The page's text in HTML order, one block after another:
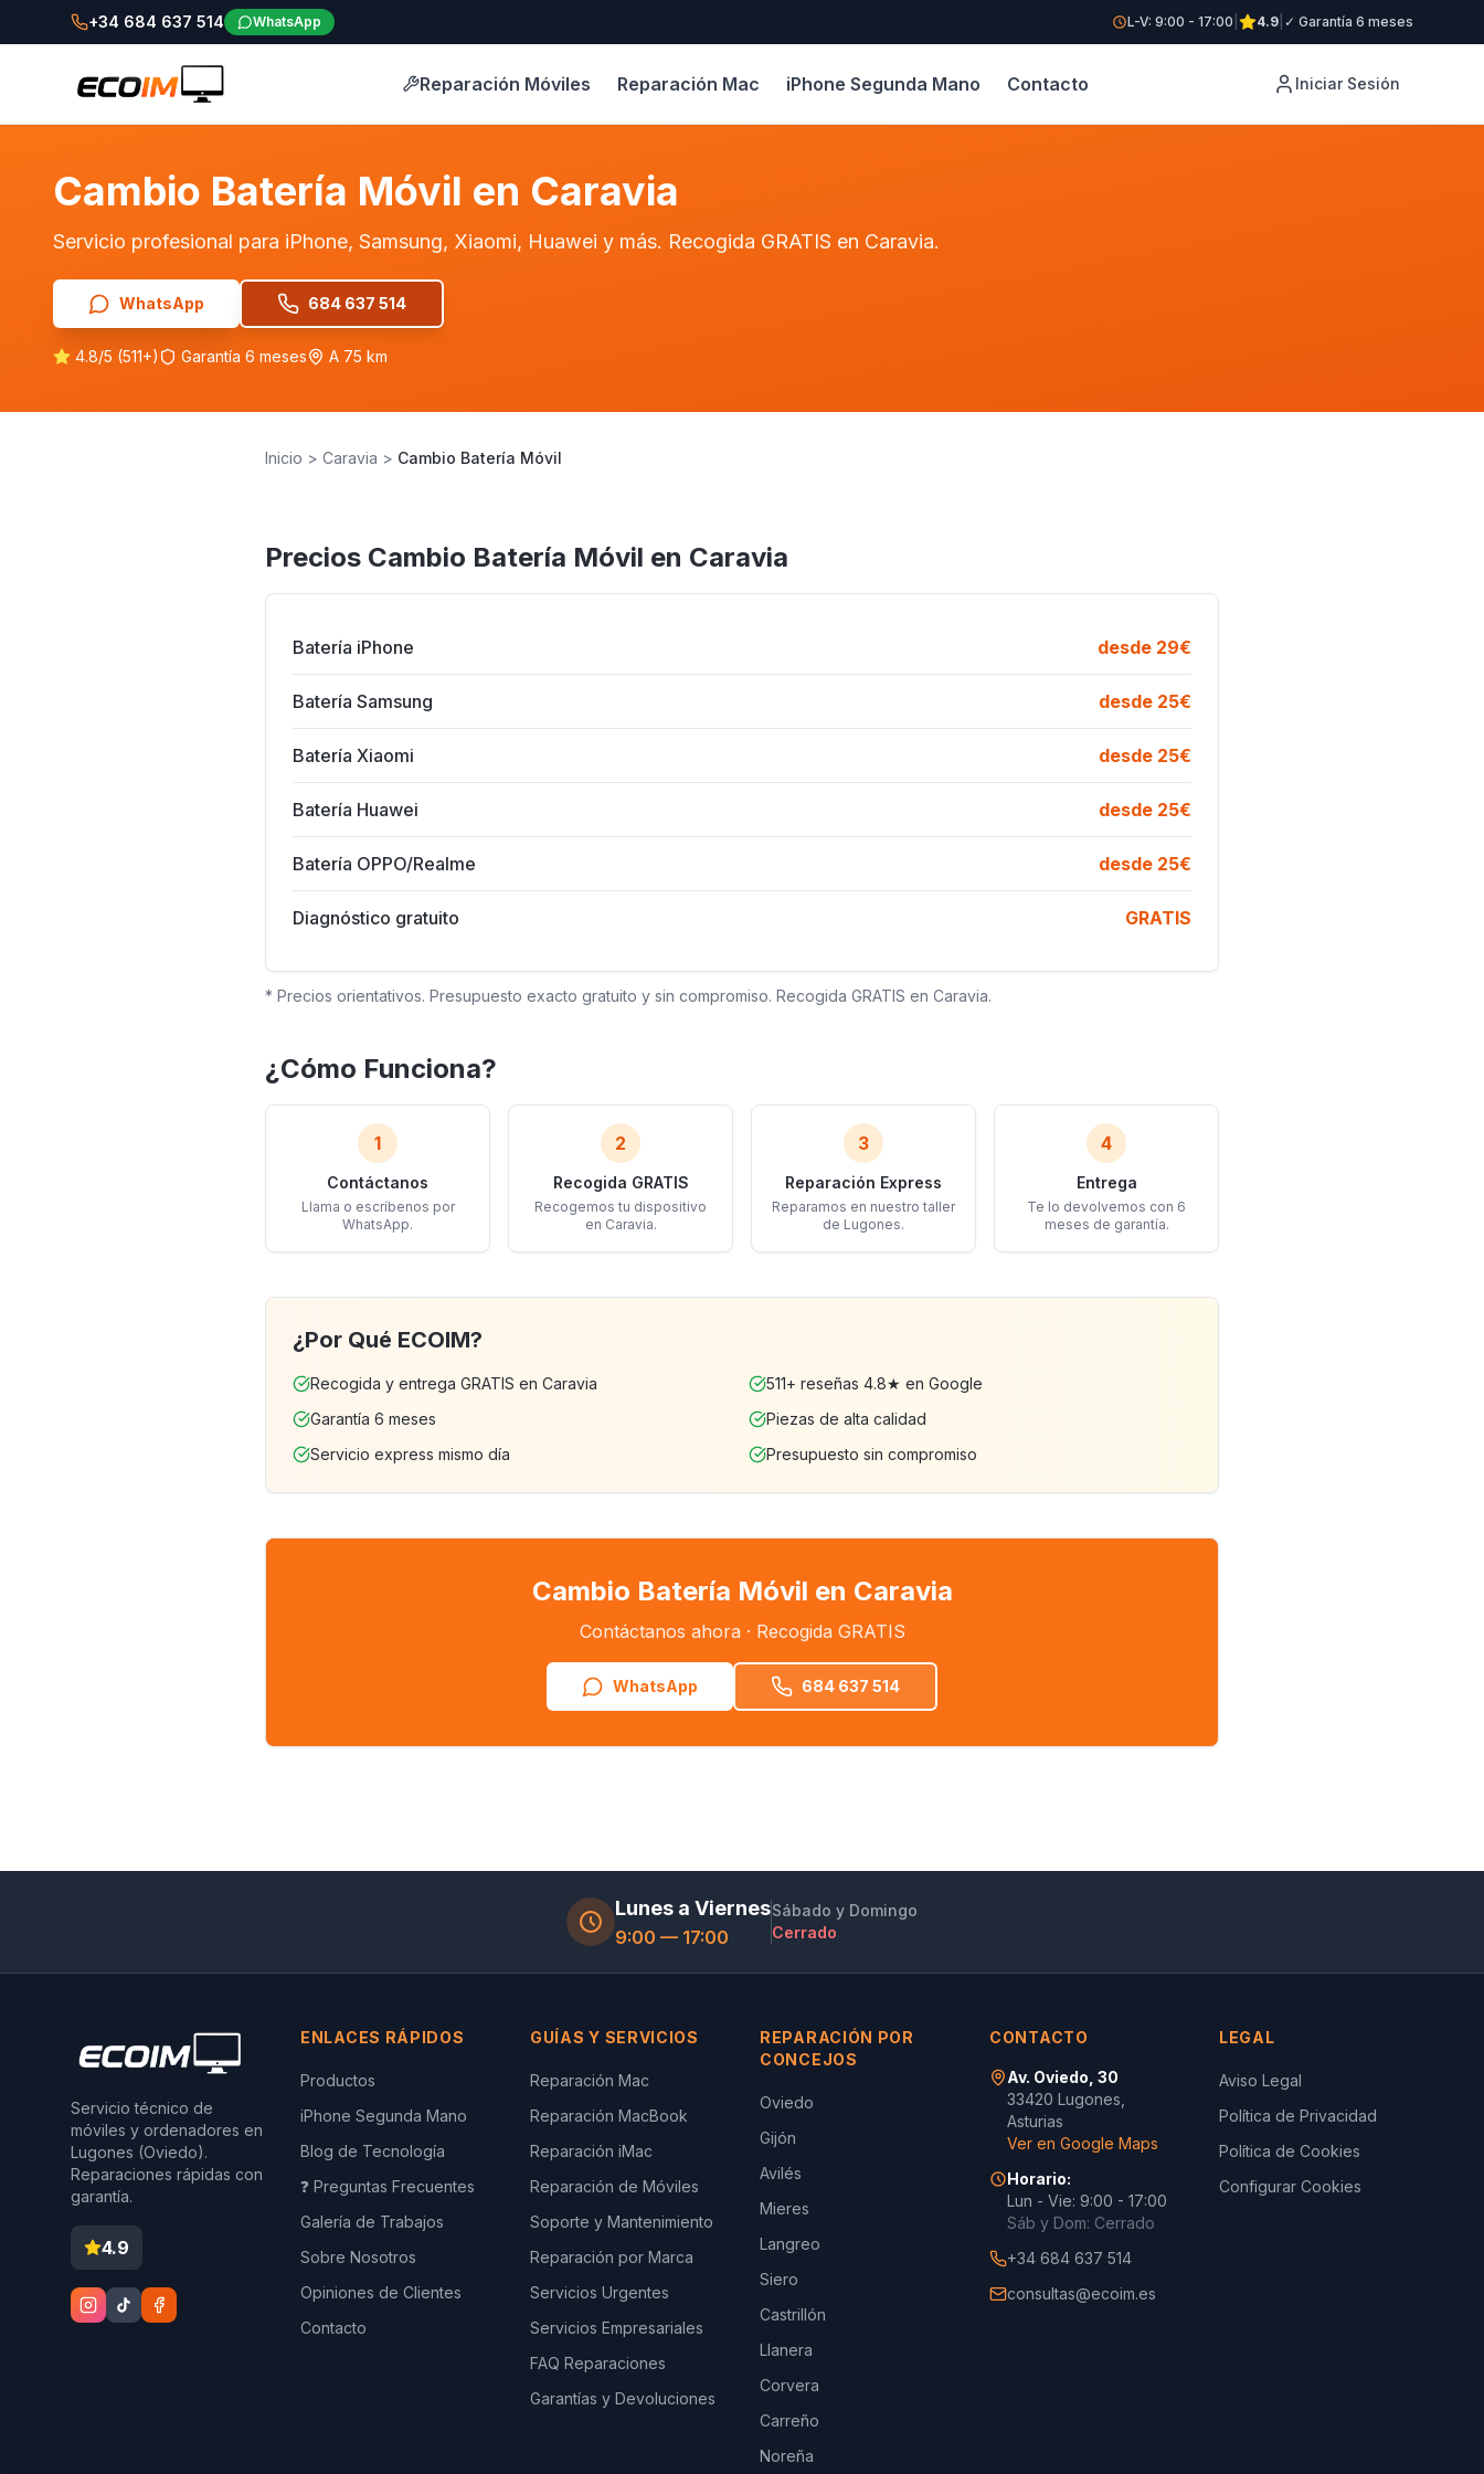
+34 684 637 514 WhatsApp L-V: 9:00 - 17:00 4.9 ✓ Garantía 6 meses
Reparación Móviles Reparación Mac iPhone Segunda Mano Contacto Iniciar Sesión
Cambio Batería Móvil en Caravia
Servicio profesional para iPhone, Samsung, Xiaomi, Huawei y más. Recogida GRATIS en Caravia.
WhatsApp 684 637 514
4.8/5 (511+) Garantía 6 meses A 75 km
Inicio > Caravia > Cambio Batería Móvil
IPHONE 17 PRO
Reparamos iPhone
Piezas de calidad · Garantía 6 meses
Precios Cambio Batería Móvil en Caravia
Batería iPhone desde 29€
Batería Samsung desde 25€
Batería Xiaomi desde 25€
Batería Huawei desde 25€
Batería OPPO/Realme desde 25€
Diagnóstico gratuito GRATIS
* Precios orientativos. Presupuesto exacto gratuito y sin compromiso. Recogida GRATIS en Caravia.
¿Cómo Funciona?
1
Contáctanos
Llama o escríbenos por
WhatsApp.
2
Recogida GRATIS
Recogemos tu dispositivo
en Caravia.
3
Reparación Express
Reparamos en nuestro taller
de Lugones.
4
Entrega
Te lo devolvemos con 6
meses de garantía.
¿Por Qué ECOIM?
Recogida y entrega GRATIS en Caravia
511+ reseñas 4.8★ en Google
Garantía 6 meses
Piezas de alta calidad
Servicio express mismo día
Presupuesto sin compromiso
Cambio Batería Móvil en Caravia
Contáctanos ahora · Recogida GRATIS
WhatsApp 684 637 514
Lunes a Viernes
9:00 — 17:00
Sábado y Domingo
Cerrado
Servicio técnico de
móviles y ordenadores en
Lugones (Oviedo).
Reparaciones rápidas con
garantía.
4.9
ENLACES RÁPIDOS
Productos
iPhone Segunda Mano
Blog de Tecnología
❓ Preguntas Frecuentes
Galería de Trabajos
Sobre Nosotros
Opiniones de Clientes
Contacto
GUÍAS Y SERVICIOS
Reparación Mac
Reparación MacBook
Reparación iMac
Reparación de Móviles
Soporte y Mantenimiento
Reparación por Marca
Servicios Urgentes
Servicios Empresariales
FAQ Reparaciones
Garantías y Devoluciones
REPARACIÓN POR
CONCEJOS
Oviedo
Gijón
Avilés
Mieres
Langreo
Siero
Castrillón
Llanera
Corvera
Carreño
Noreña
CONTACTO
Av. Oviedo, 30
33420 Lugones,
Asturias
Ver en Google Maps
Horario:
Lun - Vie: 9:00 - 17:00
Sáb y Dom: Cerrado
+34 684 637 514
consultas@ecoim.es
LEGAL
Aviso Legal
Política de Privacidad
Política de Cookies
Configurar Cookies